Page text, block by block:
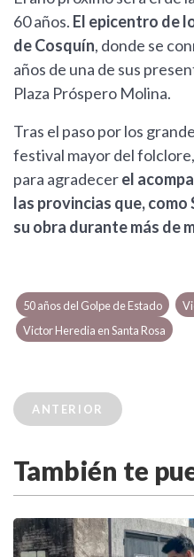
60 años. El epicentro de
de Cosquín, donde se
años de una de sus
Plaza Próspero Molina.
Tras el paso por los
festival mayor del
para agradecerel
las provincias que,
su obra durante más de
50 años del Golpe de Estado
Victor Heredia en Santa Rosa
ANTERIOR
También te